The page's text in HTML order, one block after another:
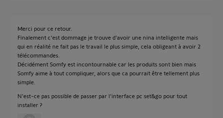
Merci pour ce retour.
Finalement c'est dommage je trouve d'avoir une nina intelligente mais
qui en réalité ne fait pas le travail le plus simple, cela obligeant à avoir 2
télécommandes.
Décidément Somfy est incontournable car les produits sont bien mais
Somfy aime à tout compliquer, alors que ca pourrait être tellement plus
simple.
N'est-ce pas possible de passer par l'interface pc set&go pour tout
installer ?